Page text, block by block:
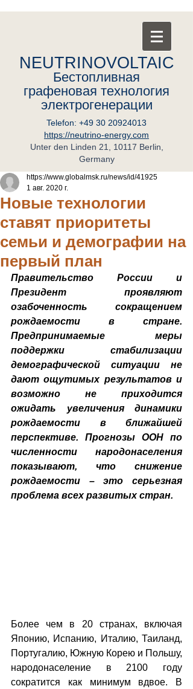
NEUTRINOVOLTAIC
Бестопливная
графеновая технология
электрогенерации
Telefon: +49 30 20924013
https://neutrino-energy.com
Unter den Linden 21, 10117 Berlin,
Germany
Новые технологии
ставят приоритеты
семьи и демографии на
первый план
https://www.globalmsk.ru/news/id/41925
1 авг. 2020 г.
Правительство России и
Президент проявляют
озабоченность сокращением
рождаемости в стране.
Предпринимаемые меры
поддержки стабилизации
демографической ситуации не
дают ощутимых результатов и
возможно не приходится
ожидать увеличения динамики
рождаемости в ближайшей
перспективе. Прогнозы ООН по
численности народонаселения
показывают, что снижение
рождаемости – это серьезная
проблема всех развитых стран.
Более чем в 20 странах, включая
Японию, Испанию, Италию, Таиланд,
Португалию, Южную Корею и Польшу,
народонаселение в 2100 году
сократится как минимум вдвое. В